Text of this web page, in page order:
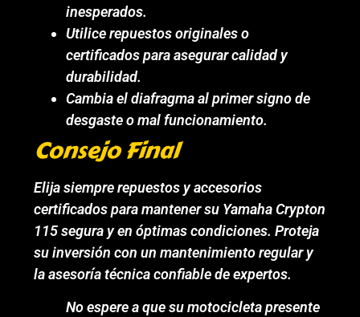
inesperados.
Utilice repuestos originales o
certificados para asegurar calidad y
durabilidad.
Cambia el diafragma al primer signo de
desgaste o mal funcionamiento.
Consejo Final
Elija siempre repuestos y accesorios
certificados para mantener su Yamaha Crypton
115 segura y en óptimas condiciones. Proteja
su inversión con un mantenimiento regular y
la asesoría técnica confiable de expertos.
No espere a que su motocicleta presente